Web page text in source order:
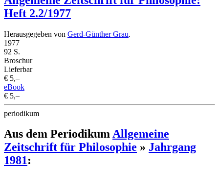
Heft 2.2/1977
Herausgegeben von Gerd-Günther Grau.
1977
92 S.
Broschur
Lieferbar
€ 5,–
eBook
€ 5,–
periodikum
Aus dem PeriodikumAllgemeine
Zeitschrift für Philosophie » Jahrgang
1981: